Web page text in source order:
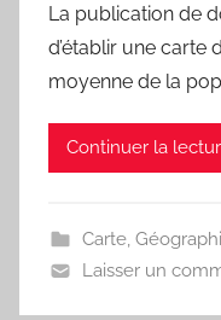
La publication de
d’établir une carte
moyenne de la
Continuer la
Carte,
Laisser un